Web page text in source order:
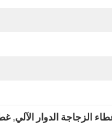
الزجاجة الدوار الآلي,